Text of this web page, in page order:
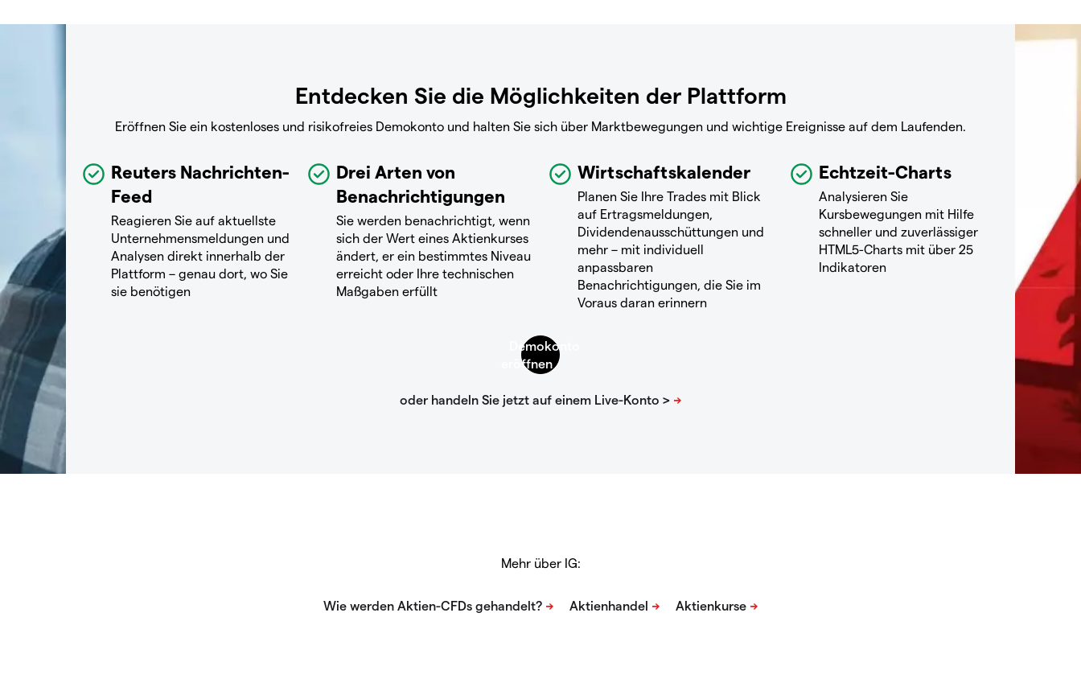
Entdecken Sie die Möglichkeiten der Plattform
Eröffnen Sie ein kostenloses und risikofreies Demokonto und halten Sie sich über Marktbewegungen und wichtige Ereignisse auf dem Laufenden.
Reuters Nachrichten-
Feed
Reagieren Sie auf aktuellste
Unternehmensmeldungen und
Analysen direkt innerhalb der
Plattform – genau dort, wo Sie
sie benötigen
Drei Arten von
Benachrichtigungen
Sie werden benachrichtigt, wenn
sich der Wert eines Aktienkurses
ändert, er ein bestimmtes Niveau
erreicht oder Ihre technischen
Maßgaben erfüllt
Wirtschaftskalender
Planen Sie Ihre Trades mit Blick
auf Ertragsmeldungen,
Dividendenausschüttungen und
mehr – mit individuell
anpassbaren
Benachrichtigungen, die Sie im
Voraus daran erinnern
Echtzeit-Charts
Analysieren Sie
Kursbewegungen mit Hilfe
schneller und zuverlässiger
HTML5-Charts mit über 25
Indikatoren
Mehr über IG: